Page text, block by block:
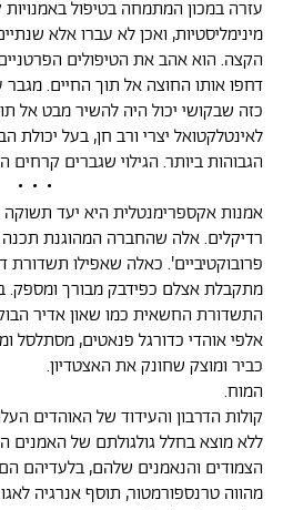
עזרה במכון המתמחה בטיפול
מינימליסטיות, ואכן לא עברו אלא
הקצה. הוא אהב את הטיפולים
דחפו אותו החוצה אל תוך החיים. מגבר
כזה שבקושי יכול היה להשיר מבט אל
לאינטלקטואל יצרי ורב חן, בעל יכולת
הגבוהות ביותר. הגילוי שגברים
• • •
אמנות אקספרימנטלית היא יעד
רדיקלים. אלה שהחברה המהוגנת
פרובוקטיביים'. כאלה שאפילו תשדורת
מתקבלת אצלם כפידבק מבורך ומספק.
התשדורת החשאית כמו שאון אדיר
אלפי אוהדי כדורגל פנאטים, מסתלסל
כביר ומוצק שחונק את האצטדיון.
המוח.
קולות הדרבון והעידוד של האוהדים
ללא מוצא בחלל גולגולתם של האמנים
הצמודים והנאמנים שלהם, בלעדיהם
מהווה טרנספורמטור, תוסף אנרגיה